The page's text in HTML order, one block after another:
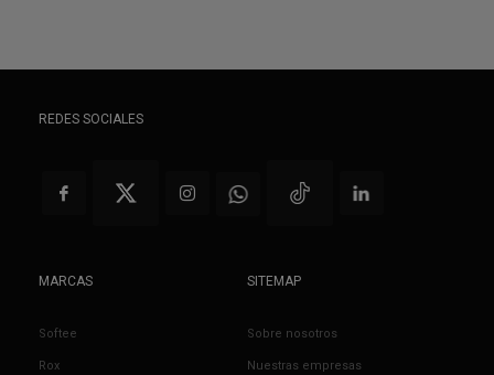
REDES SOCIALES
MARCAS
Softee
Rox
SITEMAP
Sobre nosotros
Nuestras empresas